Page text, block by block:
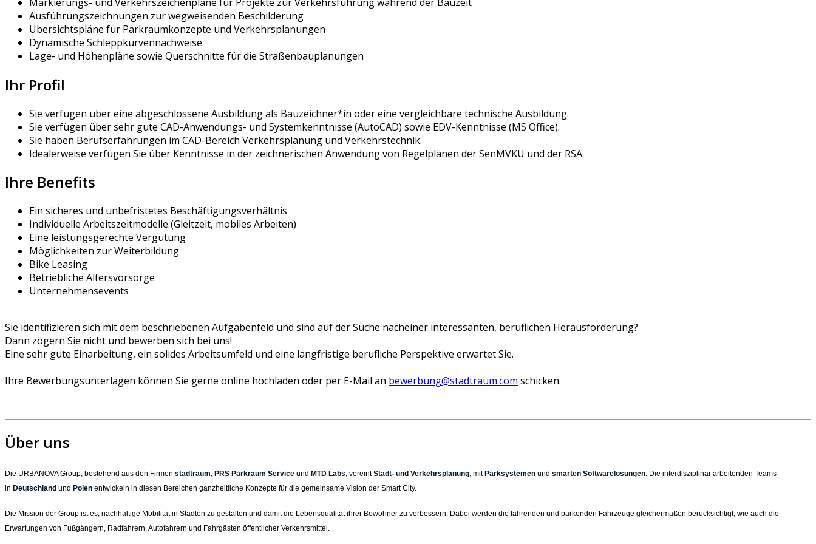
Ausführungszeichnungen zur wegweisenden Beschilderung
Übersichtspläne für Parkraumkonzepte und Verkehrsplanungen
Dynamische Schleppkurvennachweise
Lage- und Höhenpläne sowie Querschnitte für die Straßenbauplanungen
Ihr Profil
Sie verfügen über eine abgeschlossene Ausbildung als Bauzeichner*in oder eine vergleichbare technische Ausbildung.
Sie verfügen über sehr gute CAD-Anwendungs- und Systemkenntnisse (AutoCAD) sowie EDV-Kenntnisse (MS Office).
Sie haben Berufserfahrungen im CAD-Bereich Verkehrsplanung und Verkehrstechnik.
Idealerweise verfügen Sie über Kenntnisse in der zeichnerischen Anwendung von Regelplänen der SenMVKU und der RSA.
Ihre Benefits
Ein sicheres und unbefristetes Beschäftigungsverhältnis
Individuelle Arbeitszeitmodelle (Gleitzeit, mobiles Arbeiten)
Eine leistungsgerechte Vergütung
Möglichkeiten zur Weiterbildung
Bike Leasing
Betriebliche Altersvorsorge
Unternehmensevents
Sie identifizieren sich mit dem beschriebenen Aufgabenfeld und sind auf der Suche nacheiner interessanten, beruflichen Herausforderung?
Dann zögern Sie nicht und bewerben sich bei uns!
Eine sehr gute Einarbeitung, ein solides Arbeitsumfeld und eine langfristige berufliche Perspektive erwartet Sie.
Ihre Bewerbungsunterlagen können Sie gerne online hochladen oder per E-Mail an bewerbung@stadtraum.com schicken.
Über uns
Die URBANOVA Group, bestehend aus den Firmen stadtraum, PRS Parkraum Service und MTD Labs, vereintStadt- und Verkehrsplanung, mit Parksystemen und smarten Softwarelösungen. Die interdisziplinär arbeitenden Teams
in Deutschland und Polen entwickeln in diesen Bereichen ganzheitliche Konzepte für die gemeinsame Vision der Smart City.
Die Mission der Group ist es, nachhaltige Mobilität in Städten zu gestalten und damit die Lebensqualität ihrer Bewohner zu verbessern. Dabei werden die fahrenden und parkenden Fahrzeuge gleichermaßen berücksichtigt, wie auch die
Erwartungen von Fußgängern, Radfahrern, Autofahrern und Fahrgästen öffentlicher Verkehrsmittel.